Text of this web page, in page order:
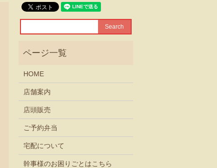
HOME
店舗案内
店頭販売
ご予約弁当
宅配について
幹事様のお困りごとはこちら